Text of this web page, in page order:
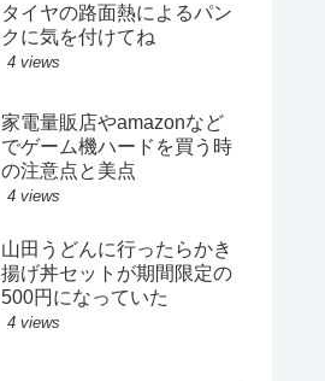
タイヤの路面熱によるパン
クに気を付けてね
4 views
家電量販店やamazonなど
でゲーム機ハードを買う時
の注意点と美点
4 views
山田うどんに行ったらかき
揚げ丼セットが期間限定の
500円になっていた
4 views